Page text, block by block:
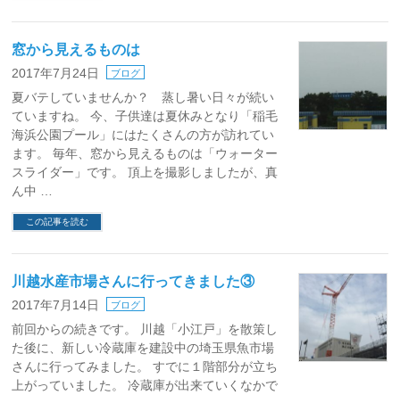
窓から見えるものは
2017年7月24日 ブログ
夏バテしていませんか？ 蒸し暑い日々が続い
ていますね。 今、子供達は夏休みとなり「稲毛
海浜公園プール」にはたくさんの方が訪れてい
ます。 毎年、窓から見えるものは「ウォーター
スライダー」です。 頂上を撮影しましたが、真
ん中 …
この記事を読む
川越水産市場さんに行ってきました③
2017年7月14日 ブログ
前回からの続きです。 川越「小江戸」を散策し
た後に、新しい冷蔵庫を建設中の埼玉県魚市場
さんに行ってみました。 すでに１階部分が立ち
上がっていました。 冷蔵庫が出来ていくなかで